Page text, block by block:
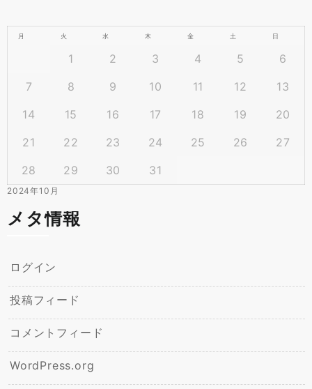
2024年10月
月 火 水 木 金 土 日
1 2 3 4 5
6
7
8 9 10 11 12
13
14
15 16 17 18 19
20
21
22 23 24 25 26
27
28
29 30 31
メタ情報
ログイン
投稿フィード
コメントフィード
WordPress.org